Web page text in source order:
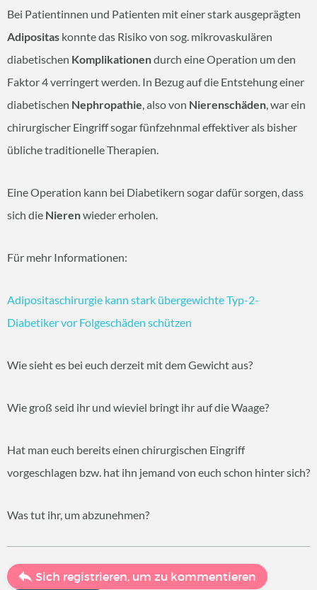
Bei Patientinnen und Patienten mit einer stark ausgeprägten
Adipositas konnte das Risiko von sog. mikrovaskulären
diabetischen Komplikationendurch eine Operation um den
Faktor 4 verringert werden. In Bezug auf die Entstehung einer
diabetischen Nephropathie, also von Nierenschäden, war ein
chirurgischer Eingriff sogar fünfzehnmal effektiver als bisher
übliche traditionelle Therapien.
Eine Operation kann bei Diabetikern sogar dafür sorgen, dass
sich die Nierenwieder erholen.
Für mehr Informationen:
Adipositaschirurgie kann stark übergewichte Typ-2-
Diabetiker vor Folgeschäden schützen
Wie sieht es bei euch derzeit mit dem Gewicht aus?
Wie groß seid ihr und wieviel bringt ihr auf die Waage?
Hat man euch bereits einen chirurgischen Eingriff
vorgeschlagen bzw. hat ihn jemand von euch schon hinter sich?
Was tut ihr, um abzunehmen?
Sich registrieren, um zu kommentieren